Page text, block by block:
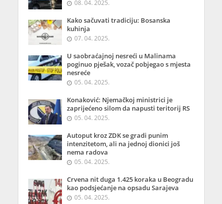
08. 04. 2025.
Kako sačuvati tradiciju: Bosanska
kuhinja
07. 04. 2025.
U saobraćajnoj nesreći u Malinama
poginuo pješak, vozač pobjegao s mjesta
nesreće
05. 04. 2025.
Konaković: Njemačkoj ministrici je
zaprijećeno silom da napusti teritorij RS
05. 04. 2025.
Autoput kroz ZDK se gradi punim
intenzitetom, ali na jednoj dionici još
nema radova
05. 04. 2025.
Crvena nit duga 1.425 koraka u Beogradu
kao podsjećanje na opsadu Sarajeva
05. 04. 2025.